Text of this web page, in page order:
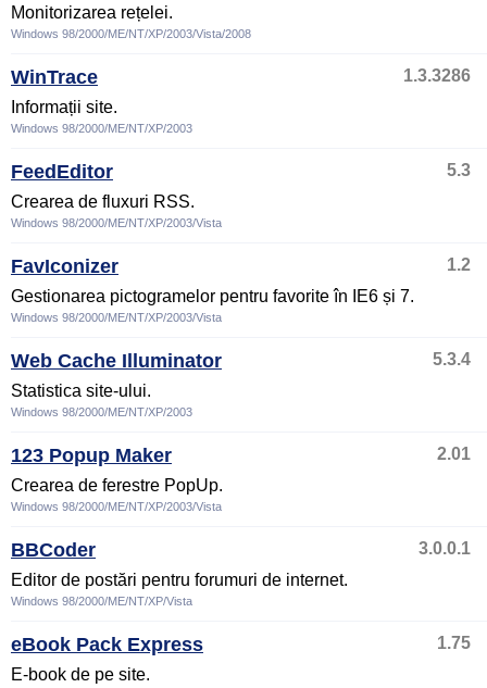
Monitorizarea rețelei.
Windows 98/2000/ME/NT/XP/2003/Vista/2008
WinTrace
1.3.3286
Informații site.
Windows 98/2000/ME/NT/XP/2003
FeedEditor
5.3
Crearea de fluxuri RSS.
Windows 98/2000/ME/NT/XP/2003/Vista
FavIconizer
1.2
Gestionarea pictogramelor pentru favorite în IE6 și 7.
Windows 98/2000/ME/NT/XP/2003/Vista
Web Cache Illuminator
5.3.4
Statistica site-ului.
Windows 98/2000/ME/NT/XP/2003
123 Popup Maker
2.01
Crearea de ferestre PopUp.
Windows 98/2000/ME/NT/XP/2003/Vista
BBCoder
3.0.0.1
Editor de postări pentru forumuri de internet.
Windows 98/2000/ME/NT/XP/Vista
eBook Pack Express
1.75
E-book de pe site.